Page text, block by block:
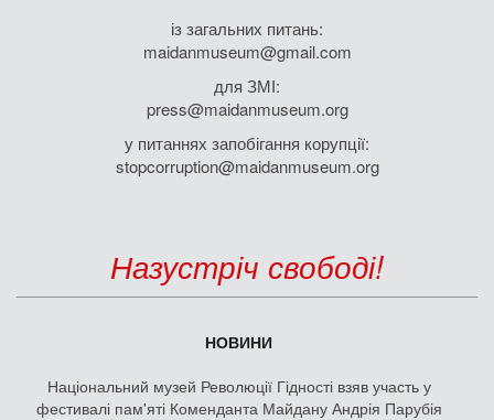
із загальних питань:
maidanmuseum@gmail.com
для ЗМІ:
press@maidanmuseum.org
у питаннях запобігання корупції:
stopcorruption@maidanmuseum.org
Назустріч свободі!
НОВИНИ
Національний музей Революції Гідності взяв участь у
фестивалі пам'яті Коменданта Майдану Андрія Парубія